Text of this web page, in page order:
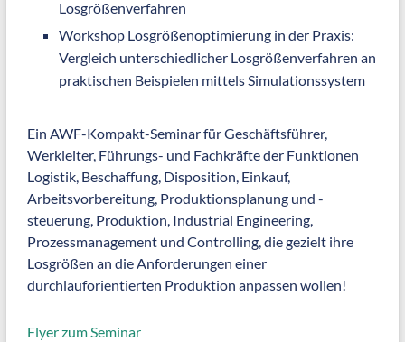
Losgrößenverfahren
Workshop Losgrößenoptimierung in der Praxis:
Vergleich unterschiedlicher Losgrößenverfahren an
praktischen Beispielen mittels Simulationssystem
Ein AWF-Kompakt-Seminar für Geschäftsführer,
Werkleiter, Führungs- und Fachkräfte der Funktionen
Logistik, Beschaffung, Disposition, Einkauf,
Arbeitsvorbereitung, Produktionsplanung und -
steuerung, Produktion, Industrial Engineering,
Prozessmanagement und Controlling, die gezielt ihre
Losgrößen an die Anforderungen einer
durchlauforientierten Produktion anpassen wollen!
Flyer zum Seminar